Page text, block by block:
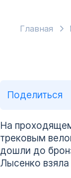
Главная
Поделиться
На
трековым
дошли до
Лысенко